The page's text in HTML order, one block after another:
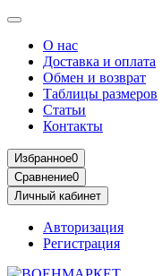
О нас
Доставка и оплата
Обмен и возврат
Таблицы размеров
Статьи
Контакты
Избранное0
Сравнение0
Личный кабинет
Авторизация
Регистрация